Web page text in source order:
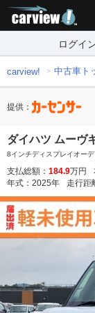
ログイ
carview! 中古車ト
提供：
ダイハツ ムーヴ
8インチディスプレイオー
支払総額： 184.9万円
年式： 2025年 走行距